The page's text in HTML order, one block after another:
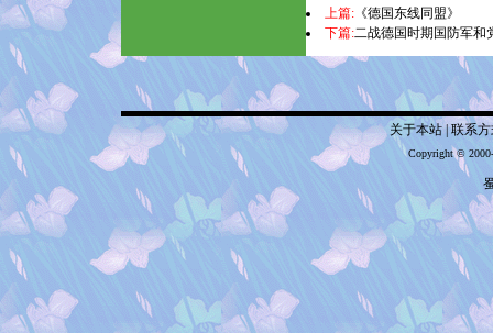
上篇: 《德国东线同盟》
下篇:二战德国时期国防军和
关于本站|联系
Copyright ©